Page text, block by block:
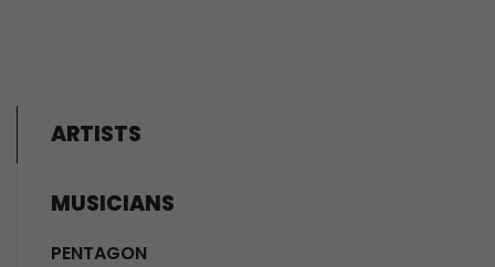
ARTISTS
MUSICIANS
PENTAGON